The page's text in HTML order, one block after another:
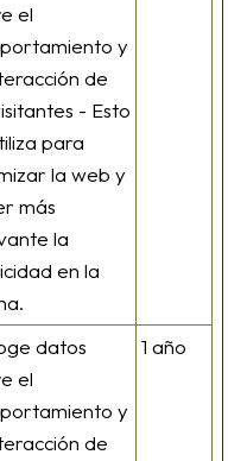
el
y
de
- Esto
para
la web y
más
la
en la
datos
el
y
de
1 año